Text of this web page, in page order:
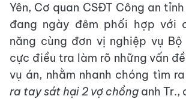
Yên, Cơ quan CSĐT Công an
đang ngày đêm phối hợp với
năng cùng đơn vị nghiệp vụ
cực điều tra làm rõ những vấn
vụ án, nhằm nhanh chóng tìm
ra tay sát hại 2 vợ chồng anh Tr.,